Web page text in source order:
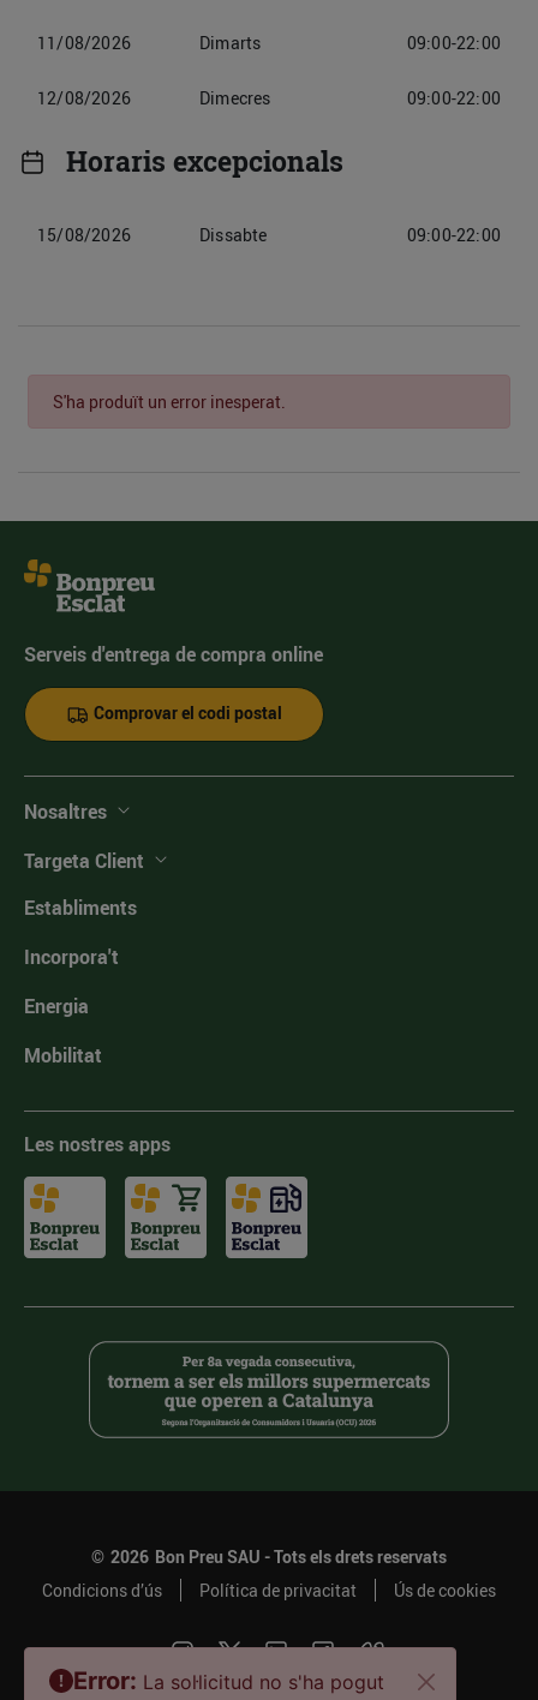
11/08/2026 Dimarts 09:00-22:00
12/08/2026 Dimecres 09:00-22:00
Horaris excepcionals
15/08/2026 Dissabte 09:00-22:00
S'ha produït un error inesperat.
Serveis d'entrega de compra online
Comprovar el codi postal
Nosaltres
Targeta Client
Establiments
Incorpora't
Energia
Mobilitat
Les nostres apps
© 2026 Bon Preu SAU - Tots els drets reservats
Condicions d’ús
Política de privacitat Ús de cookies
Error: La sol·licitud no s'ha pogut